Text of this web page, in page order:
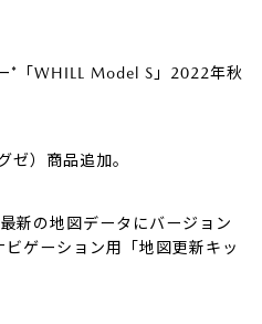
*「WHILL Model S」2022年秋
ゼ）商品追加。
新の地図データにバージョン
ゲーション用「地図更新キッ